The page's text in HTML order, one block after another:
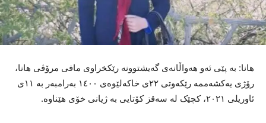
هانا: بە پێی ئەو هەواڵانەی گەیشتوونە رێکخراوی مافی مرۆڤی هانا،
رۆژی یەکشەممە رێکەوتی ٢٢ی خاکەلێوەی ١٤٠٠ بەرامبەر بە ١١ی
ئاوریلی ٢٠٢١، کچێک لە سەقز کۆتایی بە ژیانی خۆی هێناوە.